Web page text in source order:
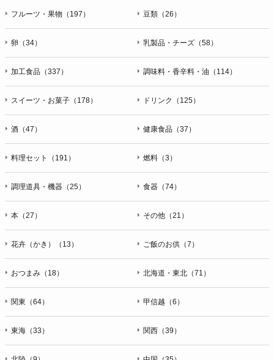
フルーツ・果物（197） 豆類（26）
卵（34） 乳製品・チーズ（58）
加工食品（337） 調味料・香辛料・油（114）
スイーツ・お菓子（178） ドリンク（125）
酒（47） 健康食品（37）
料理セット（191） 燃料（3）
調理道具・機器（25） 食器（74）
本（27） その他（21）
花卉（かき）（13） ご飯のお供（7）
おつまみ（18） 北海道・東北（71）
関東（64） 甲信越（6）
東海（33） 関西（39）